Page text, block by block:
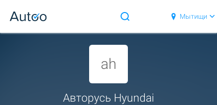
Мытищи
ah
Авторусь Hyundai